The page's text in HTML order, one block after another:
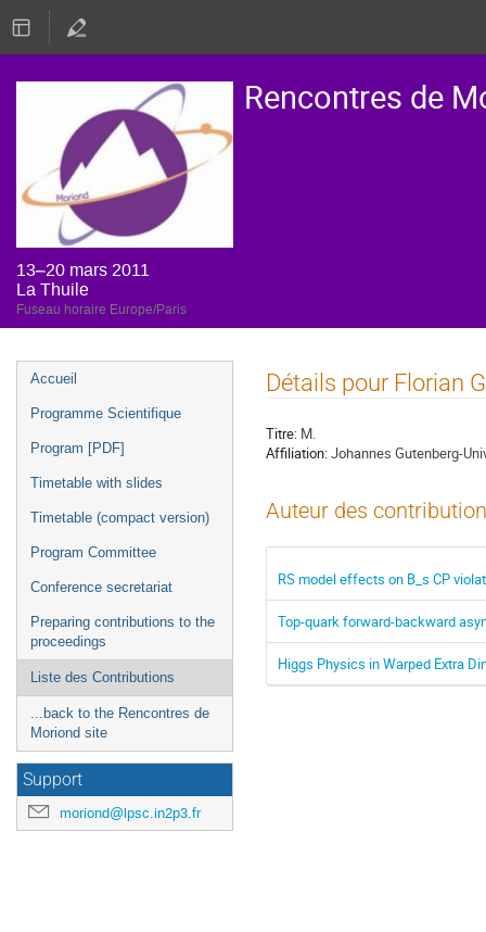
Rencontres de
13–20 mars 2011
La Thuile
Fuseau horaire Europe/Paris
Menu
de
Accueil
Programme Scientifique
Program [PDF]
Timetable with slides
Timetable (compact version)
Program Committee
Conference secretariat
Preparing contributions to the
proceedings
Liste des Contributions
...back to the Rencontres de
Moriond site
Support
moriond@lpsc.in2p3.fr
Détails pour Florian
Titre: M.
Affiliation:Johannes Gutenberg-
Auteur des
RS model effects on B_s CP
Top-quark forward-backward
Higgs Physics in Warped Extra